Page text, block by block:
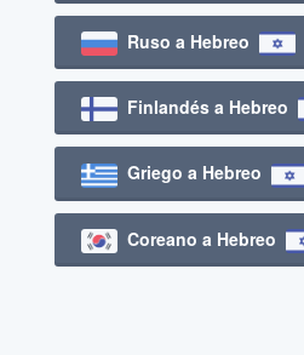
Ruso a Hebreo
Finlandés a Hebreo
Griego a Hebreo
Coreano a Hebreo